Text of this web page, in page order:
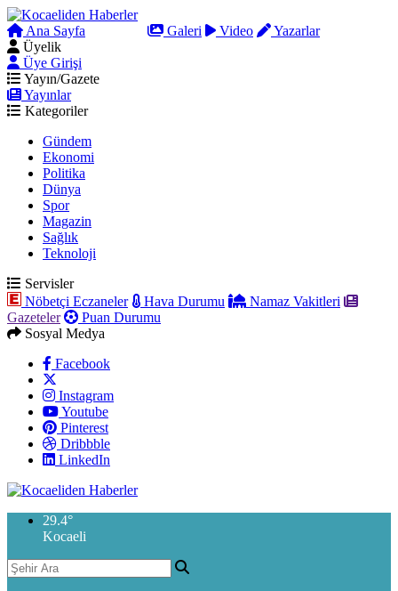
Ana Sayfa Galeri Video
Yazarlar
Üyelik
Üye Girişi
Yayın/Gazete
Yayınlar
Kategoriler
Gündem
Ekonomi
Politika
Dünya
Spor
Magazin
Sağlık
Teknoloji
Servisler
Nöbetçi Eczaneler
Hava Durumu
Namaz Vakitleri
Gazeteler
Puan Durumu
Sosyal Medya
Facebook
Instagram
Youtube
Pinterest
Dribbble
LinkedIn
29.4°
Kocaeli